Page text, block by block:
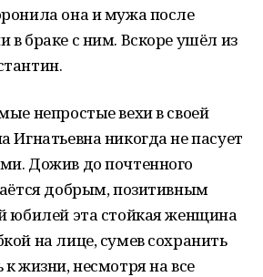
она и мужа после
в браке с ним. Вскоре ушёл из
непростые вехи в своей
Игнатьевна никогда не пасует
Дожив до почтенного
добрым, позитивным
юбилей эта стойкая женщина
на лице, сумев сохранить
жизни, несмотря на все